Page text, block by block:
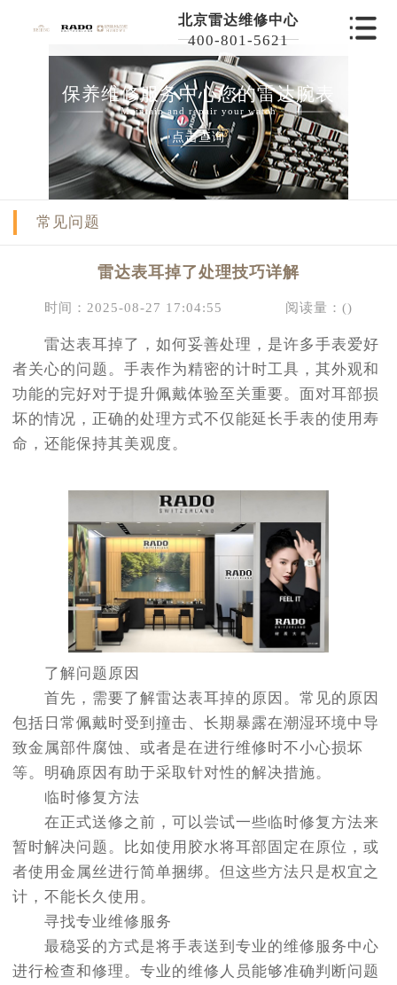
北京雷达维修中心
400-801-5621
保养维修服务中心您的雷达腕表
Maintain and repair your watch
点击查询
常见问题
雷达表耳掉了处理技巧详解
时间：2025-08-27 17:04:55 阅读量：()
雷达表耳掉了，如何妥善处理，是许多手表爱好
者关心的问题。手表作为精密的计时工具，其外观和
功能的完好对于提升佩戴体验至关重要。面对耳部损
坏的情况，正确的处理方式不仅能延长手表的使用寿
命，还能保持其美观度。
了解问题原因
首先，需要了解雷达表耳掉的原因。常见的原因
包括日常佩戴时受到撞击、长期暴露在潮湿环境中导
致金属部件腐蚀、或者是在进行维修时不小心损坏
等。明确原因有助于采取针对性的解决措施。
临时修复方法
在正式送修之前，可以尝试一些临时修复方法来
暂时解决问题。比如使用胶水将耳部固定在原位，或
者使用金属丝进行简单捆绑。但这些方法只是权宜之
计，不能长久使用。
寻找专业维修服务
最稳妥的方式是将手表送到专业的维修服务中心
进行检查和修理。专业的维修人员能够准确判断问题